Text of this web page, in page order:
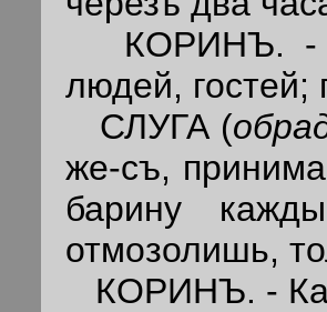
КОРИНЪ. - Я
людей,
СЛУГА (
же-съ,
барину
отмозолишь,
КОРИНЪ. -